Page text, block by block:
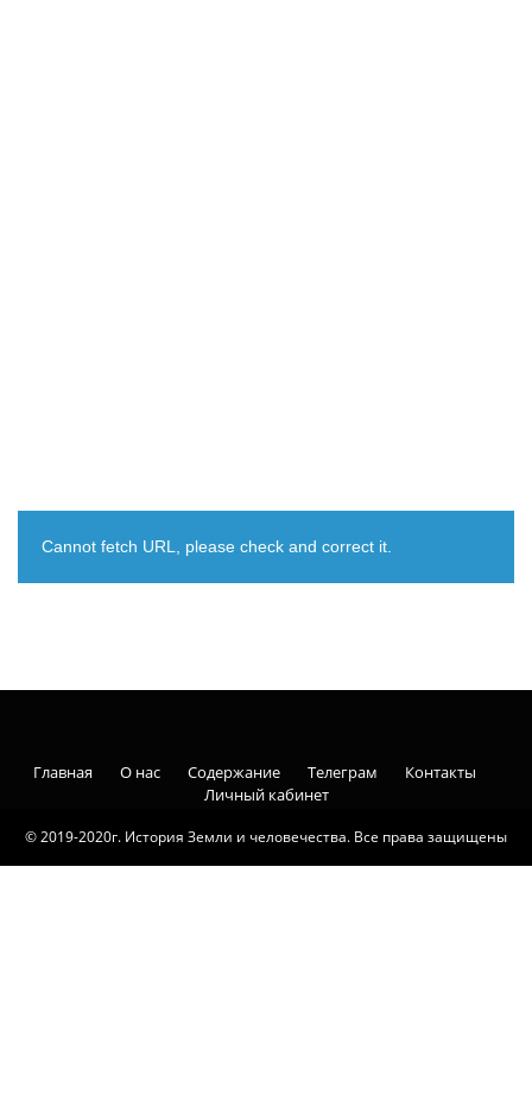
Cannot fetch URL, please check and correct it.
© 2019-2020г. История Земли и человечества. Все права защищены
Главная О нас Содержание Телеграм
Контакты
Личный кабинет